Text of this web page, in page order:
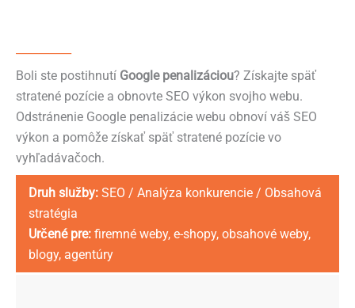
Boli ste postihnutí Google penalizáciou? Získajte späť
stratené pozície a obnovte SEO výkon svojho webu.
Odstránenie Google penalizácie webu obnoví váš SEO
výkon a pomôže získať späť stratené pozície vo
vyhľadávačoch.
Druh služby: SEO / Analýza konkurencie / Obsahová
stratégia
Určené pre: firemné weby, e-shopy, obsahové weby,
blogy, agentúry